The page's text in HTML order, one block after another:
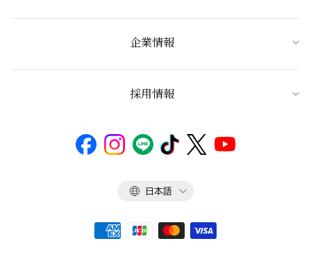
企業情報
採用情報
言
日本語